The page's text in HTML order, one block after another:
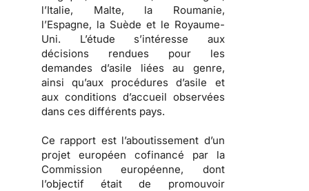
l’Italie, Malte, la Roumanie,
l’Espagne, la Suède et le Royaume-
Uni. L’étude s’intéresse aux
décisions rendues pour les
demandes d’asile liées au genre,
ainsi qu’aux procédures d’asile et
aux conditions d’accueil observées
dans ces différents pays.
Ce rapport est l’aboutissement d’un
projet européen cofinancé par la
Commission européenne, dont
l’objectif était de promouvoir